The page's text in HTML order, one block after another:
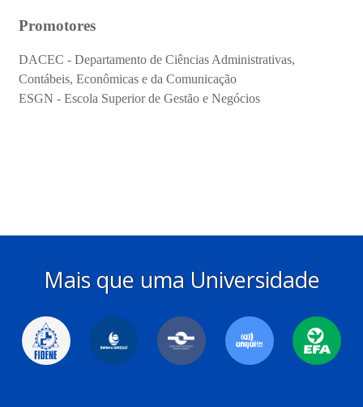
Mais que uma Universidade